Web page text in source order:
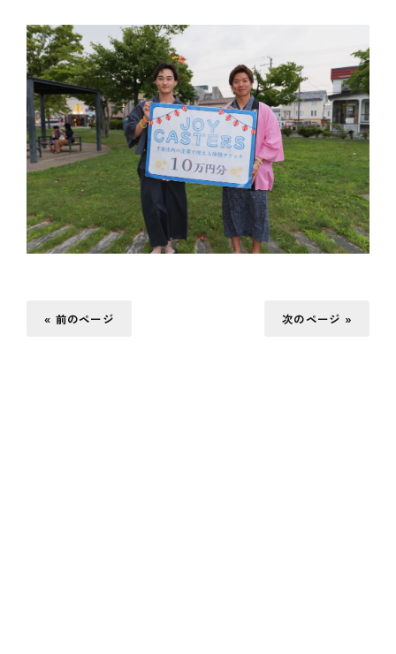
« 前のページ 次のページ »